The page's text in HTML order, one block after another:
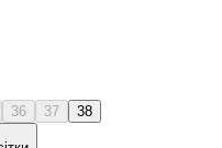
36 37 38